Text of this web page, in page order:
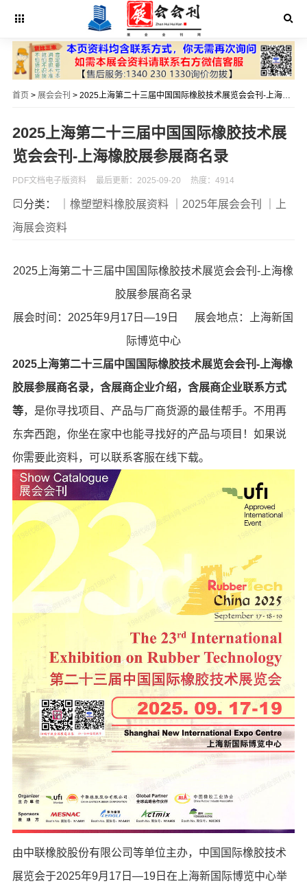
首页 > 展会会刊 > 2025上海第二十三届中国国际橡胶技术展览会会刊-上海橡胶展参展商名录
2025上海第二十三届中国国际橡胶技术展
览会会刊-上海橡胶展参展商名录
PDF文档电子版资料 最后更新：2025-09-20 热度：4914
分类： ｜橡塑塑料橡胶展资料 ｜2025年展会会刊
｜上
海展会资料
2025上海第二十三届中国国际橡胶技术展览会会刊-上海橡
胶展参展商名录
展会时间：2025年9月17日—19日 展会地点：上海新国
际博览中心
2025上海第二十三届中国国际橡胶技术展览会会刊-上海橡
胶展参展商名录，含展商企业介绍，含展商企业联系方式
等，是你寻找项目、产品与厂商货源的最佳帮手。不用再
东奔西跑，你坐在家中也能寻找好的产品与项目！如果说
你需要此资料，可以联系客服在线下载。
由中联橡胶股份有限公司等单位主办，中国国际橡胶技术
展览会于2025年9月17日—19日在上海新国际博览中心举